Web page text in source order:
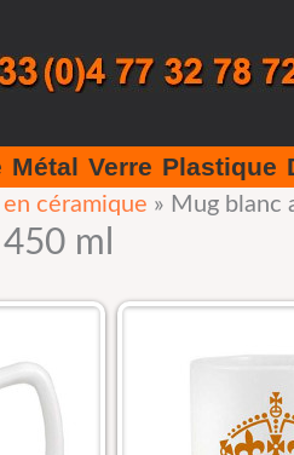
Métal Verre Plastique
céramique » Mug blanc
ml